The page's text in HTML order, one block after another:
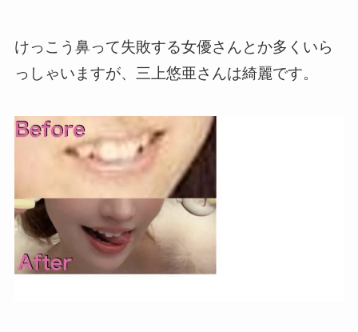
けっこう鼻って失敗する女優さんとか多くいら
っしゃいますが、三上悠亜さんは綺麗です。